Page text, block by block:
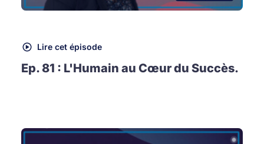
Lire cet épisode
Ep. 81 : L'Humain au Cœur du Succès.